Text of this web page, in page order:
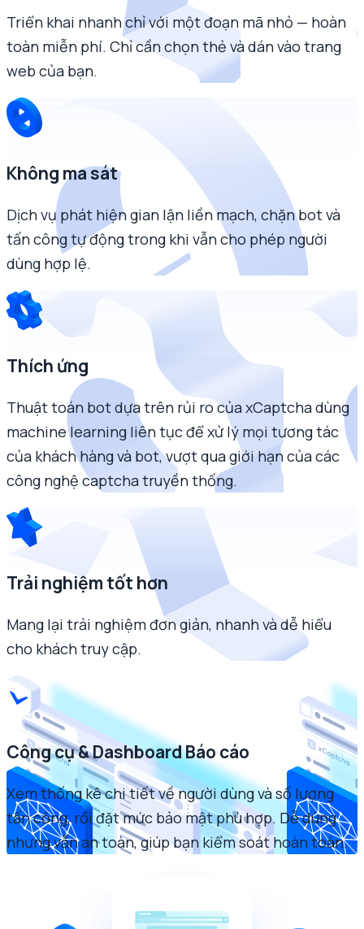
Triển khai nhanh chỉ với một đoạn mã nhỏ — hoàn
toàn miễn phí. Chỉ cần chọn thẻ và dán vào trang
web của bạn.
Không ma sát
Dịch vụ phát hiện gian lận liền mạch, chặn bot và
tấn công tự động trong khi vẫn cho phép người
dùng hợp lệ.
Thích ứng
Thuật toán bot dựa trên rủi ro của xCaptcha dùng
machine learning liên tục để xử lý mọi tương tác
của khách hàng và bot, vượt qua giới hạn của các
công nghệ captcha truyền thống.
Trải nghiệm tốt hơn
Mang lại trải nghiệm đơn giản, nhanh và dễ hiểu
cho khách truy cập.
Công cụ & Dashboard Báo cáo
Xem thống kê chi tiết về người dùng và số lượng
tấn công, rồi đặt mức bảo mật phù hợp. Dễ dùng
nhưng vẫn an toàn, giúp bạn kiểm soát hoàn toàn.